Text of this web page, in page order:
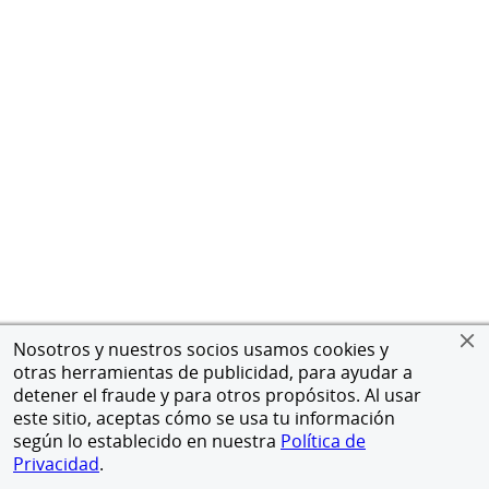
Nosotros y nuestros socios usamos cookies y
otras herramientas de publicidad, para ayudar a
detener el fraude y para otros propósitos. Al usar
este sitio, aceptas cómo se usa tu información
según lo establecido en nuestra Política de
Privacidad.